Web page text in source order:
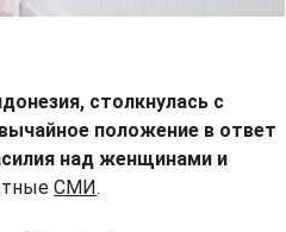
столкнулась с
положение в ответ
над женщинами и
СМИ.